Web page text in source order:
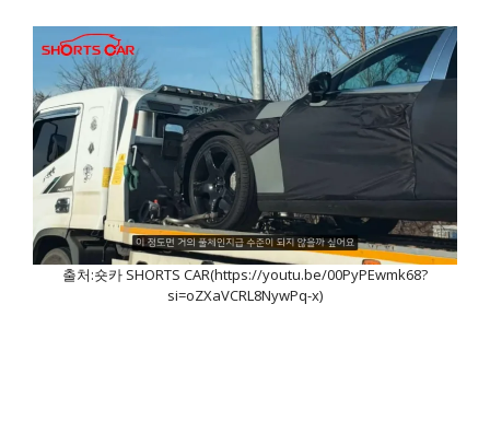
출처:숏카 SHORTS CAR(https://youtu.be/00PyPEwmk68?
si=oZXaVCRL8NywPq-x)